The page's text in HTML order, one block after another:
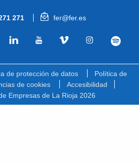
271 fer@fer.es
de protección de datos
Política de
de cookies
Accesibilidad
Empresas de La Rioja 2026